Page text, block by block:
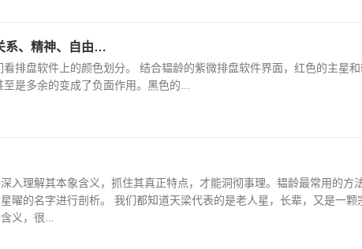
系、精神、自由…
排盘软件上的颜色划分。 结合韫龄的紫微排盘软件界面，红色的主星
是多余的变成了负面作用。黑色的...
入理解其本象含义，抓住其真正特点，才能洞彻事理。韫龄最常用的方
曜的名字进行剖析。 我们都知道天梁代表的是老人星，长辈，又是一颗
义，很...